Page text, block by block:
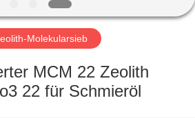
Molekularsieb
MCM 22 Zeolith
22 für Schmieröl